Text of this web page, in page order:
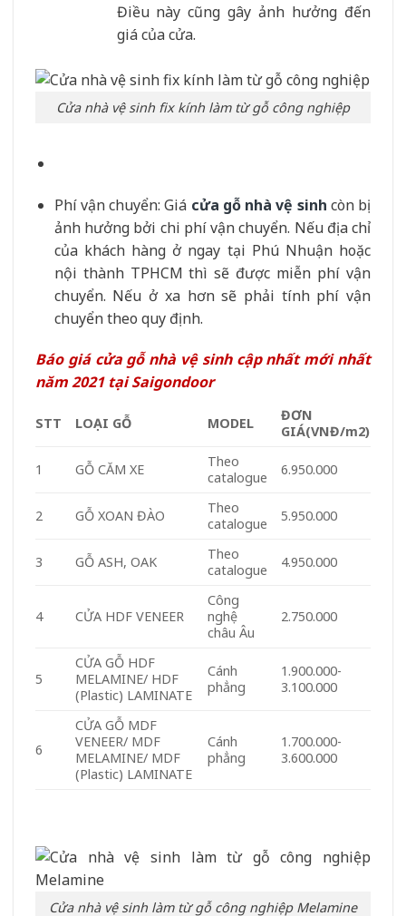
Điều này cũng gây ảnh hưởng đến
giá của cửa.
Cửa nhà vệ sinh fix kính làm từ gỗ công nghiệp
Phí vận chuyển: Giá cửa gỗ nhà vệ sinh còn bị
ảnh hưởng bởi chi phí vận chuyển. Nếu địa chỉ
của khách hàng ở ngay tại Phú Nhuận hoặc
nội thành TPHCM thì sẽ được miễn phí vận
chuyển. Nếu ở xa hơn sẽ phải tính phí vận
chuyển theo quy định.
Báo giá cửa gỗ nhà vệ sinh cập nhất mới nhất
năm 2021 tại Saigondoor
STT LOẠI GỖ MODEL
ĐƠN
GIÁ(VNĐ/m2)
1 GỖ CĂM XE
Theo
catalogue
6.950.000
2 GỖ XOAN ĐÀO
Theo
catalogue
5.950.000
3 GỖ ASH, OAK
Theo
catalogue
4.950.000
4 CỬA HDF VENEER
Công
nghệ
châu Âu
2.750.000
5
CỬA GỖ HDF
MELAMINE/ HDF
(Plastic) LAMINATE
Cánh
phẳng
1.900.000-
3.100.000
6
CỬA GỖ MDF
VENEER/ MDF
MELAMINE/ MDF
(Plastic) LAMINATE
Cánh
phẳng
1.700.000-
3.600.000
Cửa nhà vệ sinh làm từ gỗ công nghiệp Melamine